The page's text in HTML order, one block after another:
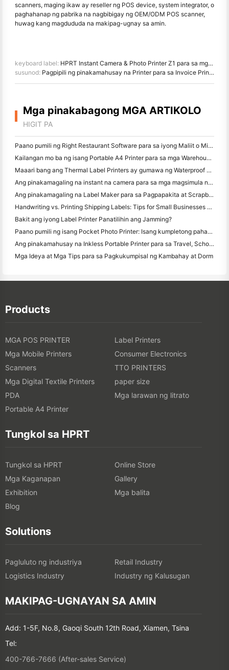
scanners, maging ikaw ay reseller ng POS device, system integrator, o
paghahanap ng pabrika na nagbibigay ng OEM/ODM POS scanner,
huwag kang magdududa na makipag-ugnay sa amin.
keyboard label: HPRT Instant Camera & Photo Printer Z1 para sa mga Memorable Journeys at Partido
susunod: Pagpipili ng pinakamahusay na Printer para sa Invoice Printing: Isang Pandaigdigang Guide
Mga pinakabagong MGA ARTIKOLO
HIGIT PA
Paano pumili ng Right Restaurant Software para sa iyong Maliit o Midsize Restaurant
Kailangan mo ba ng isang Portable A4 Printer para sa mga Warehouse Invoices? Ano talagang gumagana
Maaari bang ang Thermal Label Printers ay gumawa ng Waterproof Labels para sa mga maliliit na Producto ng negosyo?
Ang pinakamagaling na instant na camera para sa mga magsimula na ayaw magbasura ng papel
Ang pinakamagaling na Label Maker para sa Pagpapakita at Scrapbooking: Magdagdag ng Karagdagang Color sa bawat Pahina
Handwriting vs. Printing Shipping Labels: Tips for Small Businesses noong 2026
Bakit ang iyong Label Printer Panatilihin ang Jamming?
Paano pumili ng isang Pocket Photo Printer: Isang kumpletong pahayag para sa Pagmamamahayag, Travel, at iPhone Users
Ang pinakamahusay na Inkless Portable Printer para sa Travel, School, at Mobile Work: Hanin MT620 Pro Review
Mga Ideya at Mga Tips para sa Pagkukumpisal ng Kambahay at Dorm
Products
MGA POS PRINTER
Label Printers
Mga Mobile Printers
Consumer Electronics
Scanners
TTO PRINTERS
Mga Digital Textile Printers
paper size
PDA
Mga larawan ng litrato
Portable A4 Printer
Tungkol sa HPRT
Tungkol sa HPRT
Online Store
Mga Kaganapan
Gallery
Exhibition
Mga balita
Blog
Solutions
Pagluluto ng industriya
Retail Industry
Logistics Industry
Industry ng Kalusugan
MAKIPAG-UGNAYAN SA AMIN
Add: 1-5F, No.8, Gaoqi South 12th Road, Xiamen, Tsina
Tel:
400-766-7666 (After-sales Service)